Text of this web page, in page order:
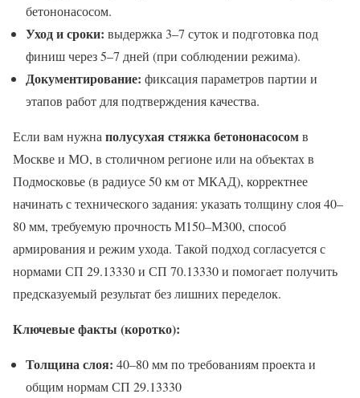
бетононасосом.
Уход и сроки: выдержка 3–7 суток и подготовка под
финиш через 5–7 дней (при соблюдении режима).
Документирование: фиксация параметров партии и
этапов работ для подтверждения качества.
Если вам нужна полусухая стяжка бетононасосомв
Москве и МО, в столичном регионе или на объектах в
Подмосковье (в радиусе 50 км от МКАД), корректнее
начинать с технического задания: указать толщину слоя 40–
80 мм, требуемую прочность М150–М300, способ
армирования и режим ухода. Такой подход согласуется с
нормами СП 29.13330 и СП 70.13330 и помогает получить
предсказуемый результат без лишних переделок.
Ключевые факты (коротко):
Толщина слоя: 40–80 мм по требованиям проекта и
общим нормам СП 29.13330